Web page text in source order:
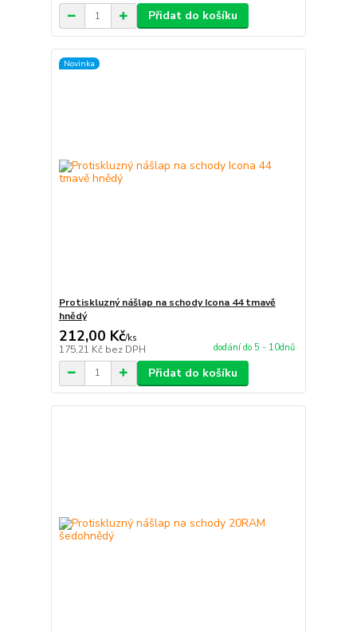
Přidat do košíku
Novinka
Protiskluzný nášlap na schody Icona 44 tmavě
hnědý
212,00 Kč/ks
175,21 Kč bez DPH dodání do 5 - 10dnů
Přidat do košíku